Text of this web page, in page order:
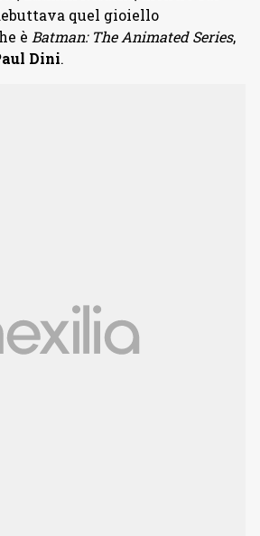
quel gioiello
è Batman: The Animated Series,
Dini.